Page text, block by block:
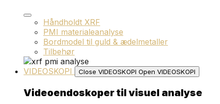
Håndholdt XRF
PMI materialeanalyse
Bordmodel til guld & ædelmetaller
Tilbehør
VIDEOSKOPI
Close VIDEOSKOPI Open VIDEOSKOPI
Videoendoskoper til visuel analyse